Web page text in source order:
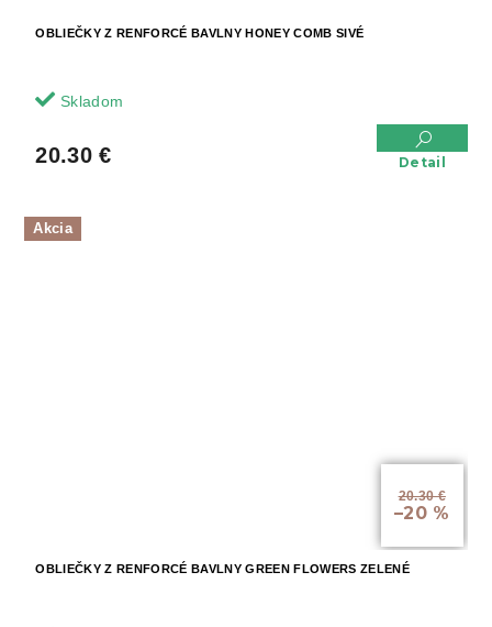
OBLIEČKY Z RENFORCÉ BAVLNY HONEY COMB SIVÉ
Skladom
20.30 € Detail
Akcia
20.30 €
–20 %
OBLIEČKY Z RENFORCÉ BAVLNY GREEN FLOWERS ZELENÉ